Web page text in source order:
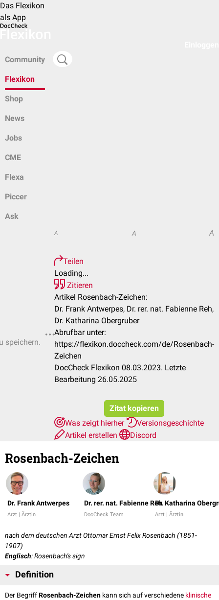
Das Flexikon
als App
Community
Flexikon
Shop
News
Jobs
CME
Flexa
Piccer
Ask
speichern.
A A A
Teilen
Loading...
Zitieren
Artikel Rosenbach-Zeichen:
Dr. Frank Antwerpes, Dr. rer. nat. Fabienne Reh,
Dr. Katharina Obergruber
Abrufbar unter:
https://flexikon.doccheck.com/de/Rosenbach-
Zeichen
DocCheck Flexikon 08.03.2023. Letzte
Bearbeitung 26.05.2025
Zitat kopieren
Was zeigt hierher
Versionsgeschichte
Artikel erstellen
Discord
Rosenbach-Zeichen
Dr. Frank Antwerpes
Arzt | Ärztin
Dr. rer. nat. Fabienne Reh
DocCheck Team
Dr. Katharina
Arzt | Ärztin
nach dem deutschen Arzt Ottomar Ernst Felix Rosenbach (1851-
1907)
Englisch: Rosenbach's sign
Definition
Der BegriffRosenbach-Zeichen kann sich auf verschiedene klinische